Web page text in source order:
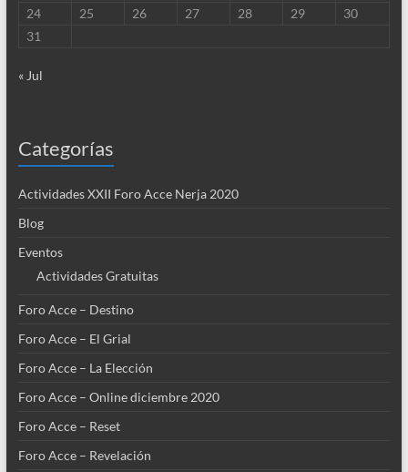
24
25 26 27 28 29
30
31
« Jul
Categorías
Actividades XXII Foro Acce Nerja 2020
Blog
Eventos
Actividades Gratuitas
Foro Acce – Destino
Foro Acce – El Grial
Foro Acce – La Elección
Foro Acce – Online diciembre 2020
Foro Acce – Reset
Foro Acce – Revelación